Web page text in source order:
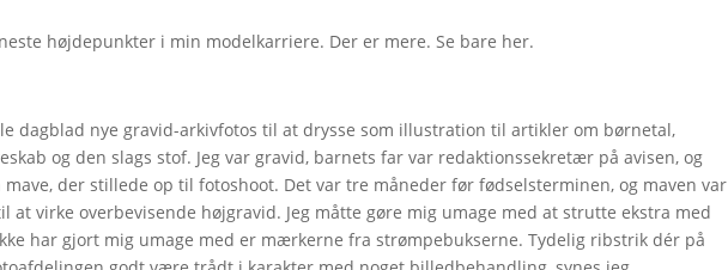
højdepunkter i min modelkarriere. Der er mere. Se bare her.
dagblad nye gravid-arkivfotos til at drysse som illustration til artikler om børnetal,
og den slags stof. Jeg var gravid, barnets far var redaktionssekretær på avisen, og
der stillede op til fotoshoot. Det var tre måneder før fødselsterminen, og maven var
at virke overbevisende højgravid. Jeg måtte gøre mig umage med at strutte ekstra med
har gjort mig umage med er mærkerne fra strømpebukserne. Tydelig ribstrik dér på